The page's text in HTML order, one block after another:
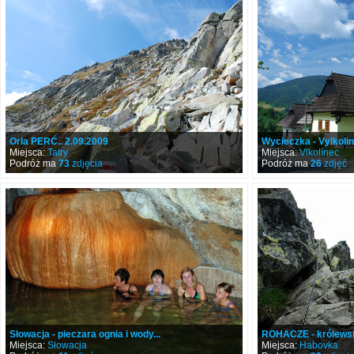
Orla PERĆ.. 2.09.2009
Miejsca:Tatry
Podróż ma 73 zdjęcia
Wycieczka -
Miejsca:Vlkolínec
Podróż ma26zdjęć
Słowacja - pieczara ognia i wody...
Miejsca: Słowacja
ROHACZE -
Miejsca:Habovka